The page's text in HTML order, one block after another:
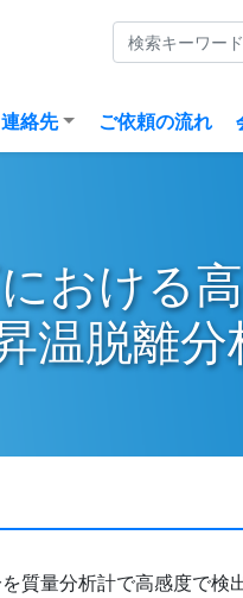
絡先 ご依頼の流れ
おける
温脱離分
質量分析計で高感度で検